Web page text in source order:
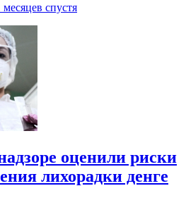
месяцев спустя
оценили риски
лихорадки денге